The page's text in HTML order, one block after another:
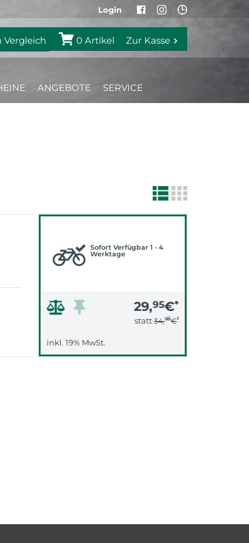
Login
Vergleich 0 Artikel Zur Kasse
ANGEBOTE SERVICE
Sofort Verfügbar 1 - 4
Werktage
29,95€*
statt 34,95€*
inkl. 19% MwSt.